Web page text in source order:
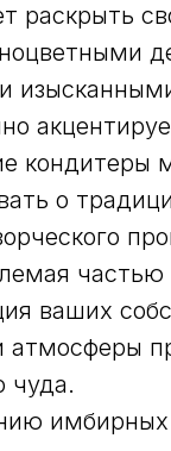
раскрыть
кондитеры
о
ваших
атмосферы
чуда.